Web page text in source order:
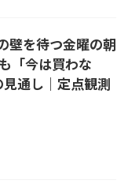
壁を待つ金曜の朝
「今は買わな
通し｜定点観測